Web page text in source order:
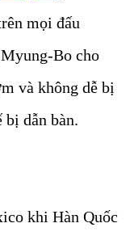
mọi đấu
Bo cho
và không dễ bị
dẫn bàn.
khi Hàn Quốc